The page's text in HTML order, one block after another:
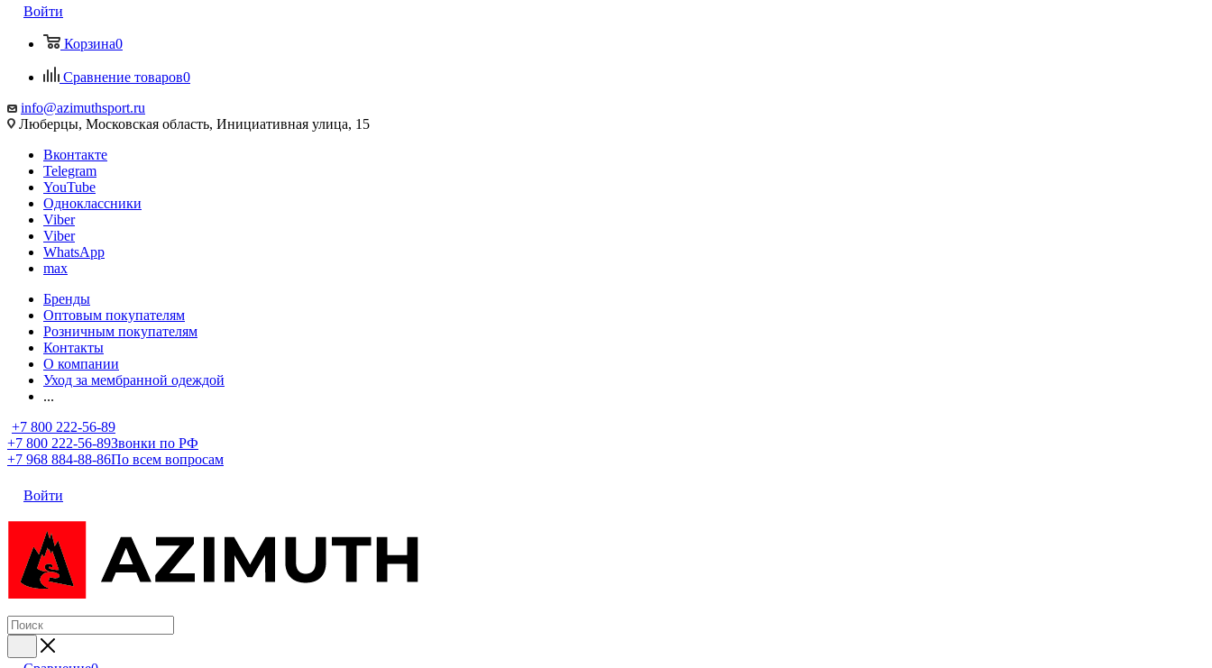
Войти
Корзина0
Сравнение товаров0
info@azimuthsport.ru
Люберцы, Московская область, Инициативная улица, 15
Вконтакте
Telegram
YouTube
Одноклассники
Viber
Viber
WhatsApp
max
Бренды
Оптовым покупателям
Розничным покупателям
Контакты
О компании
Уход за мембранной одеждой
...
+7 800 222-56-89
+7 800 222-56-89Звонки по РФ
+7 968 884-88-86По всем вопросам
Войти